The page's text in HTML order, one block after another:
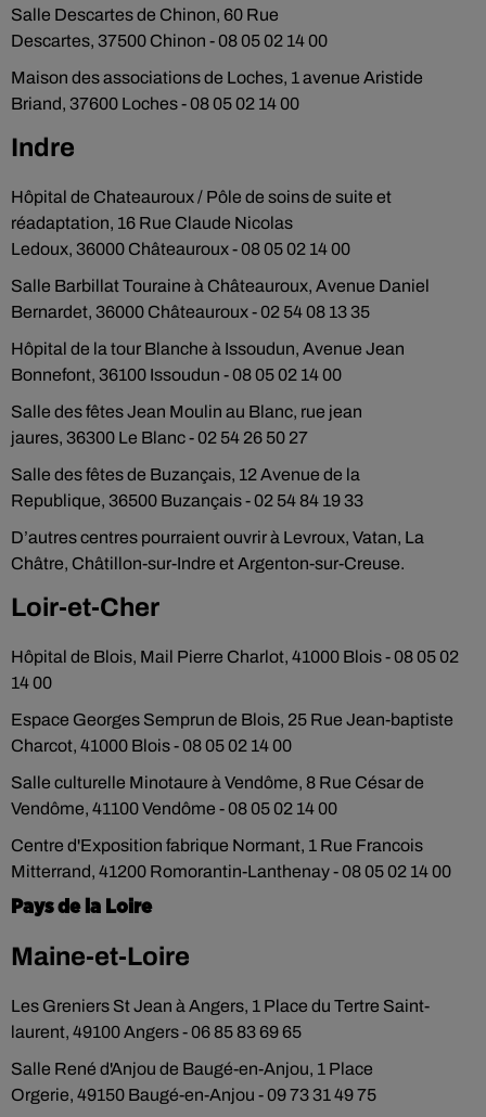
Salle Descartes de Chinon, 60 Rue
Descartes, 37500 Chinon - 08 05 02 14 00
Maison des associations de Loches, 1 avenue Aristide
Briand, 37600 Loches - 08 05 02 14 00
Indre
Hôpital de Chateauroux / Pôle de soins de suite et
réadaptation, 16 Rue Claude Nicolas
Ledoux, 36000 Châteauroux - 08 05 02 14 00
Salle Barbillat Touraine à Châteauroux, Avenue Daniel
Bernardet, 36000 Châteauroux - 02 54 08 13 35
Hôpital de la tour Blanche à Issoudun, Avenue Jean
Bonnefont, 36100 Issoudun - 08 05 02 14 00
Salle des fêtes Jean Moulin au Blanc, rue jean
jaures, 36300 Le Blanc - 02 54 26 50 27
Salle des fêtes de Buzançais, 12 Avenue de la
Republique, 36500 Buzançais - 02 54 84 19 33
D’autres centres pourraient ouvrir à Levroux, Vatan, La
Châtre, Châtillon-sur-Indre et Argenton-sur-Creuse.
Loir-et-Cher
Hôpital de Blois, Mail Pierre Charlot, 41000 Blois - 08 05 02
14 00
Espace Georges Semprun de Blois, 25 Rue Jean-baptiste
Charcot, 41000 Blois - 08 05 02 14 00
Salle culturelle Minotaure à Vendôme, 8 Rue César de
Vendôme, 41100 Vendôme - 08 05 02 14 00
Centre d'Exposition fabrique Normant, 1 Rue Francois
Mitterrand, 41200 Romorantin-Lanthenay - 08 05 02 14 00
Pays de la Loire
Maine-et-Loire
Les Greniers St Jean à Angers, 1 Place du Tertre Saint-
laurent, 49100 Angers - 06 85 83 69 65
Salle René d'Anjou de Baugé-en-Anjou, 1 Place
Orgerie, 49150 Baugé-en-Anjou - 09 73 31 49 75